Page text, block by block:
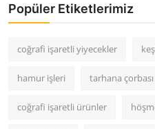
Popüler Etiketlerimiz
coğrafi işaretli yiyecekler
hamur işleri tarhana çorbası
coğrafi işaretli ürünler